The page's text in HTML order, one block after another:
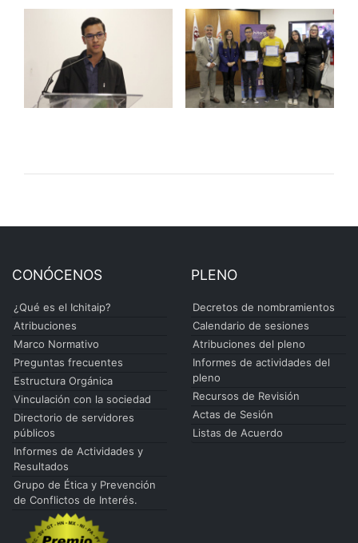
CONÓCENOS
¿Qué es el Ichitaip?
Atribuciones
Marco Normativo
Preguntas frecuentes
Estructura Orgánica
Vinculación con la sociedad
Directorio de servidores
públicos
Informes de Actividades y
Resultados
Grupo de Ética y Prevención
de Conflictos de Interés.
PLENO
Decretos de nombramientos
Calendario de sesiones
Atribuciones del pleno
Informes de actividades del
pleno
Recursos de Revisión
Actas de Sesión
Listas de Acuerdo